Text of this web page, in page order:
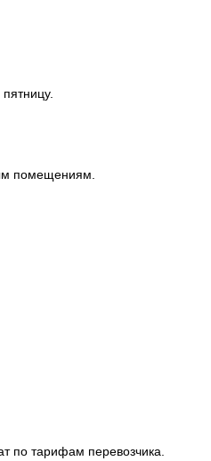
помещениям.
по тарифам перевозчика.